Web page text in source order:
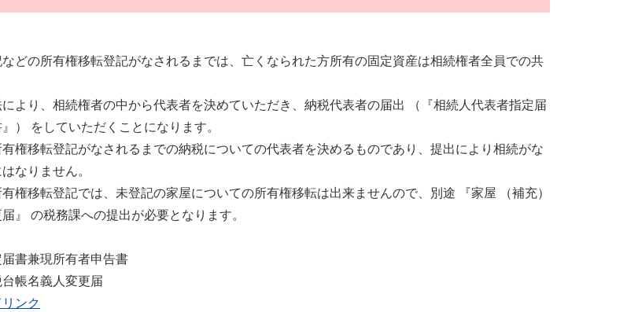
どの所有権移転登記がなされるまでは、亡くなられた方所有の固定資産は相続権者全員での共
より、相続権者の中から代表者を決めていただき、納税代表者の届出 （『相続人代表者指定届
） をしていただくことになります。
権移転登記がなされるまでの納税についての代表者を決めるものであり、提出により相続がな
なりません。
権移転登記では、未登記の家屋についての所有権移転は出来ませんので、別途 『家屋 （補充）
』 の税務課への提出が必要となります。
届書兼現所有者申告書
台帳名義人変更届
ンク